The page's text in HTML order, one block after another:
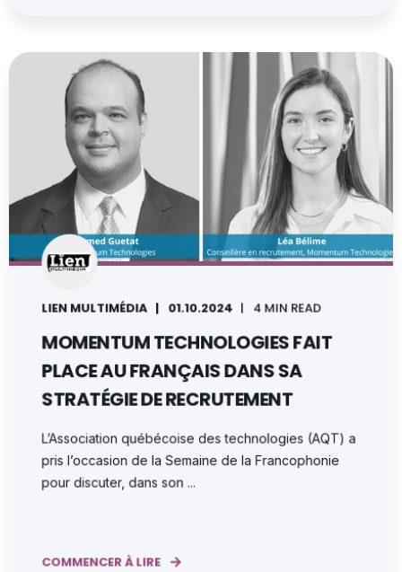
LIEN MULTIMÉDIA 01.10.2024 4 MIN READ
MOMENTUM TECHNOLOGIES FAIT
PLACE AU FRANÇAIS DANS SA
STRATÉGIE DE RECRUTEMENT
L’Association québécoise des technologies (AQT) a
pris l’occasion de la Semaine de la Francophonie
pour discuter, dans son ...
COMMENCER À LIRE